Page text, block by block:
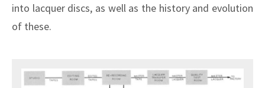
into lacquer discs, as well as the history and evolution
of these.